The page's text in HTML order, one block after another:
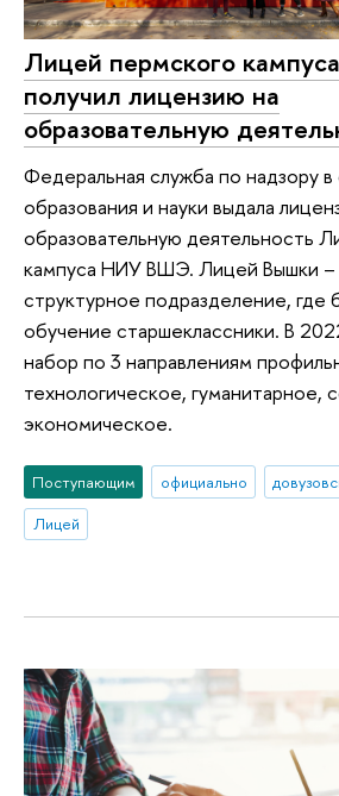
Лицей пермского
получил лицензию на
образовательную
Федеральная служба по надзору
образования и науки выдала
образовательную деятельность
кампуса НИУ ВШЭ. Лицей Вышки –
структурное подразделение, где
обучение старшеклассники. В
набор по 3 направлениям
технологическое, гуманитарное,
экономическое.
Поступающим официально
Лицей